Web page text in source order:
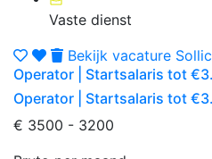
Vaste dienst
Bekijk vacature
Operator | Startsalaris tot
Operator | Startsalaris tot
€ 3500 - 3200